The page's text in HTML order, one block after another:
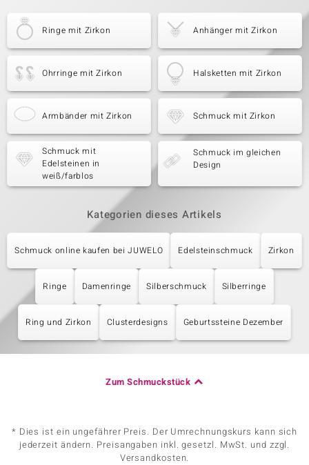
Ringe mit Zirkon Anhänger mit Zirkon
Ohrringe mit Zirkon Halsketten mit Zirkon
Armbänder mit Zirkon Schmuck mit Zirkon
Schmuck mit
Edelsteinen in
weiß/farblos
Schmuck im gleichen
Design
Kategorien dieses Artikels
Schmuck online kaufen bei JUWELO Edelsteinschmuck Zirkon
Ringe Damenringe Silberschmuck Silberringe
Ring und Zirkon Clusterdesigns Geburtssteine Dezember
Zum Schmuckstück
* Dies ist ein ungefährer Preis. Der Umrechnungskurs kann sich
jederzeit ändern. Preisangaben inkl. gesetzl. MwSt. und zzgl.
Versandkosten.